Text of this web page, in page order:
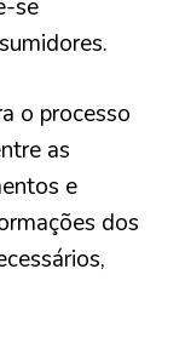
se
o processo
as
e
dos